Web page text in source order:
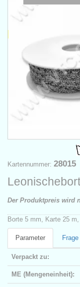
Kartennummer: 28015
Der Produktpreis wird
Borte 5 mm, Karte 25
Parameter
Verpackt zu:
ME (Mengeneinheit):